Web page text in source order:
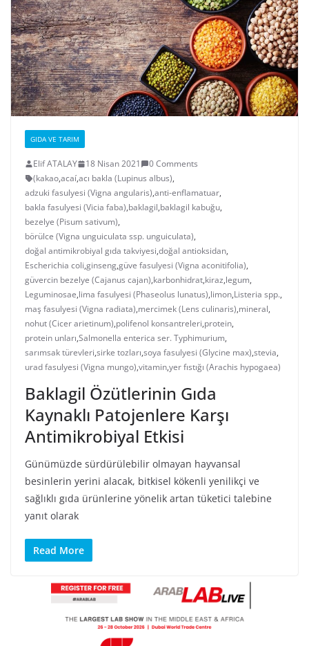
GIDA VE TARIM
Elif ATALAY 18 Nisan 2021
0 Comments
(kakao,acaí,acı bakla (Lupinus albus),
adzuki fasulyesi (Vigna angularis),anti-enflamatuar,
bakla fasulyesi (Vicia faba),baklagil,baklagil kabuğu,
bezelye (Pisum sativum),
börülce (Vigna unguiculata ssp. unguiculata),
doğal antimikrobiyal gıda takviyesi,doğal antioksidan,
Escherichia coli,ginseng,güve fasulyesi (Vigna aconitifolia),
güvercin bezelye (Cajanus cajan),karbonhidrat,kiraz,legum,
Leguminosae,lima fasulyesi (Phaseolus lunatus),limon,Listeria spp.,
maş fasulyesi (Vigna radiata),mercimek (Lens culinaris),mineral,
nohut (Cicer arietinum),polifenol konsantreleri,protein,
protein unları,Salmonella enterica ser. Typhimurium,
sarımsak türevleri,sirke tozları,soya fasulyesi (Glycine max),stevia,
urad fasulyesi (Vigna mungo),vitamin,yer fıstığı (Arachis hypogaea)
Baklagil Özütlerinin Gıda
Kaynaklı Patojenlere Karşı
Antimikrobiyal Etkisi
Günümüzde sürdürülebilir olmayan hayvansal
besinlerin yerini alacak, bitkisel kökenli yenilikçi ve
sağlıklı gıda ürünlerine yönelik artan tüketici talebine
yanıt olarak
Read More